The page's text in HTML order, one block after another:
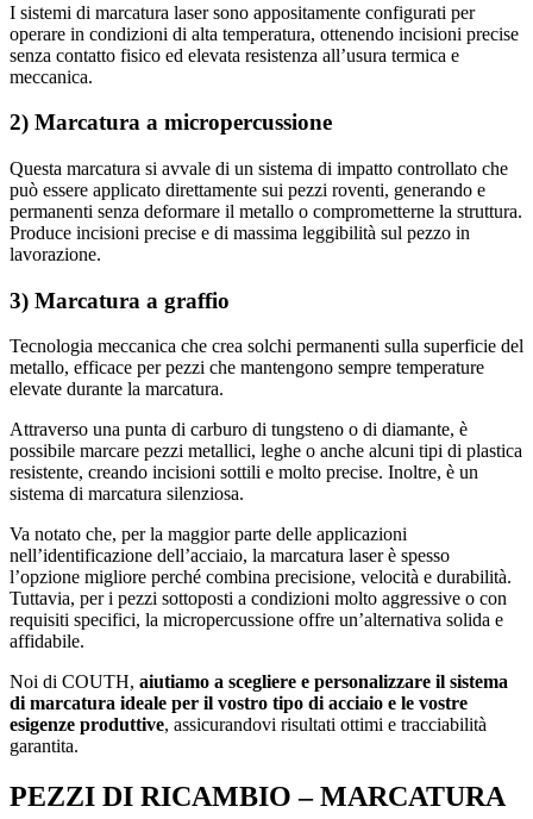
I sistemi di marcatura laser sono appositamente configurati per
operare in condizioni di alta temperatura, ottenendo incisioni precise
senza contatto fisico ed elevata resistenza all’usura termica e
meccanica.
2) Marcatura a micropercussione
Questa marcatura si avvale di un sistema di impatto controllato che
può essere applicato direttamente sui pezzi roventi, generando e
permanenti senza deformare il metallo o comprometterne la struttura.
Produce incisioni precise e di massima leggibilità sul pezzo in
lavorazione.
3) Marcatura a graffio
Tecnologia meccanica che crea solchi permanenti sulla superficie del
metallo, efficace per pezzi che mantengono sempre temperature
elevate durante la marcatura.
Attraverso una punta di carburo di tungsteno o di diamante, è
possibile marcare pezzi metallici, leghe o anche alcuni tipi di plastica
resistente, creando incisioni sottili e molto precise. Inoltre, è un
sistema di marcatura silenziosa.
Va notato che, per la maggior parte delle applicazioni
nell’identificazione dell’acciaio, la marcatura laser è spesso
l’opzione migliore perché combina precisione, velocità e durabilità.
Tuttavia, per i pezzi sottoposti a condizioni molto aggressive o con
requisiti specifici, la micropercussione offre un’alternativa solida e
affidabile.
Noi di COUTH, aiutiamo a scegliere e personalizzare il sistema
di marcatura ideale per il vostro tipo di acciaio e le vostre
esigenze produttive, assicurandovi risultati ottimi e tracciabilità
garantita.
PEZZI DI RICAMBIO – MARCATURA